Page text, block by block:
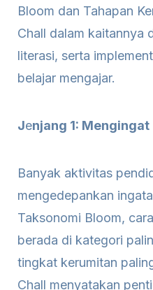
Bloom dan Tahapan
Chall dalam kaitannya
literasi, serta
belajar mengajar.
Jenjang 1: Mengingat
Banyak aktivitas
mengedepankan
Taksonomi Bloom,
berada di kategori
tingkat kerumitan
Chall menyatakan